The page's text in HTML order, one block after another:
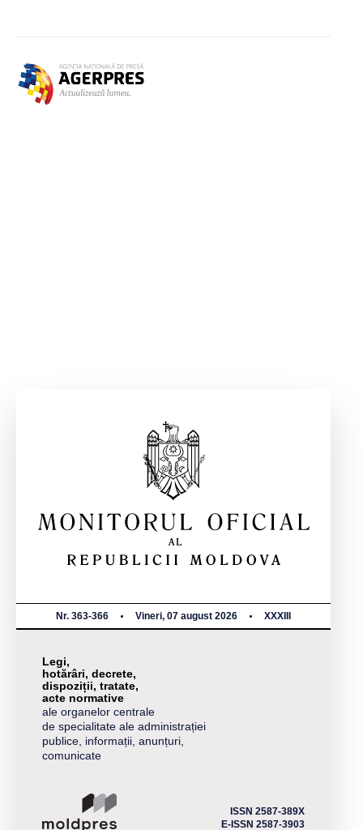
Nr. 363-366 Vineri, 07 august 2026 XXXIII
Legi,
hotărâri, decrete,
dispoziții, tratate,
acte normative
ale organelor centrale
de specialitate ale administrației
publice, informații, anunțuri,
comunicate
ISSN 2587-389X
E-ISSN 2587-3903